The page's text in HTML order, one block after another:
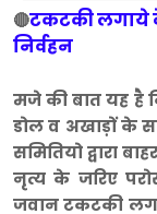
🔴टकटकी लगाये
निर्वहन
मजे की बात यह है
डोल व अखाड़ों के
समितियो द्वारा
नृत्य के जरिए
जवान टकटकी